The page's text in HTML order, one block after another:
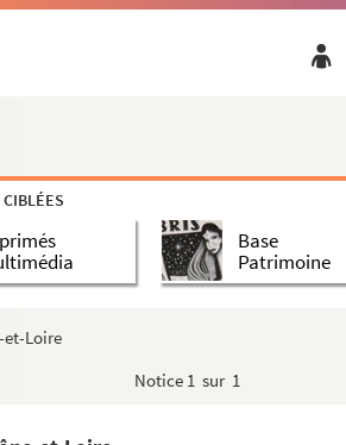
Base
Patrimoine
et-Loire
Notice 1 sur 1